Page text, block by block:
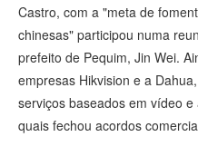
Castro, com a "meta de
chinesas" participou numa
prefeito de Pequim, Jin Wei.
empresas Hikvision e a
serviços baseados em vídeo
quais fechou acordos